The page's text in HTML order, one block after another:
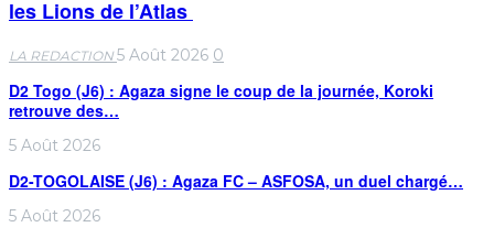
les Lions de l’Atlas
LA REDACTION 5 Août 2026 0
D2 Togo (J6) : Agaza signe le coup de la journée, Koroki
retrouve des…
5 Août 2026
D2-TOGOLAISE (J6) : Agaza FC – ASFOSA, un duel chargé…
5 Août 2026